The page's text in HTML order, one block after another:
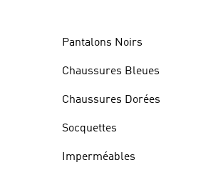
Pantalons Noirs
Chaussures Bleues
Chaussures Dorées
Socquettes
Imperméables